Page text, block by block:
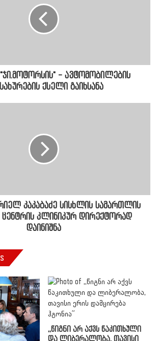
- ავტომობილების
ქსელი გაიხსანა
კაკაბაძე სისხლის სამართლის
კლინიკურ დირექტორად
დაინიშნა
,,წიგნი არ აქვს წაკითხული
და ლიბერალობა, თავისი